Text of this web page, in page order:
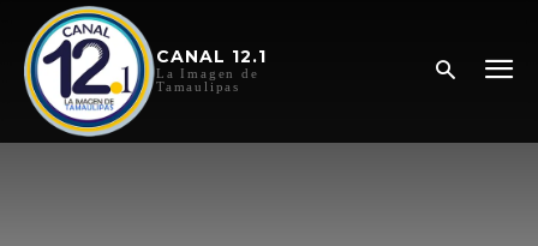
CANAL 12.1
La Imagen de
Tamaulipas